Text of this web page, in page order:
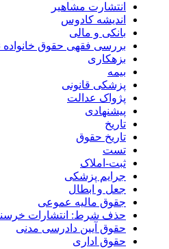
انتشارت مشاهیر
اندیشه کادوس
بانکی و مالی
بررسی فقهی حقوق خانواده
بزهکاری
بیمه
پزشکی قانونی
پژواک عدالت
پیشنهادی
تاریخ
تاریخ حقوق
تست
ثبت-املاک
جرایم پزشکی
جعل و ابطال
جقوق مالیه عموعی
حذف شرط: انتشارات
حقوق آیین دادرسی مدنی
حقوق اداری